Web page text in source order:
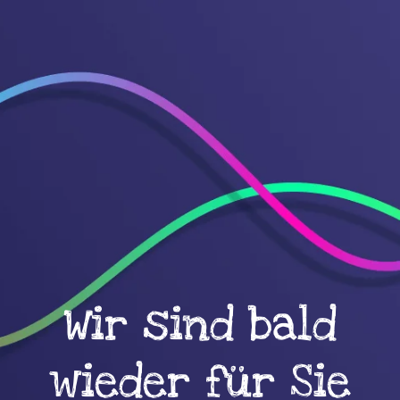
Wir sind bald
wieder für Sie